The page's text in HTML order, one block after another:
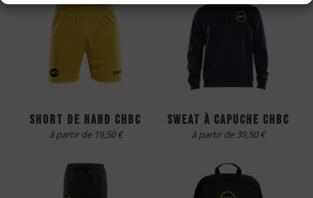
short DE hand chbc
à partir de 19,50 €
sweat à capuche CHBC
à partir de 39,50 €